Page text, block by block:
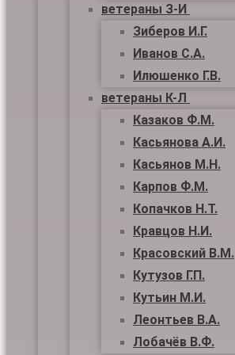
ветераны З-И
Зиберов И.Г.
Иванов С.А.
Илюшенко Г.В.
ветераны К-Л
Казаков Ф.М.
Касьянова А.И.
Касьянов М.Н.
Карпов Ф.М.
Копачков Н.Т.
Кравцов Н.И.
Красовский В.М.
Кутузов Г.П.
Кутьин М.И.
Леонтьев В.А.
Лобачёв В.Ф.